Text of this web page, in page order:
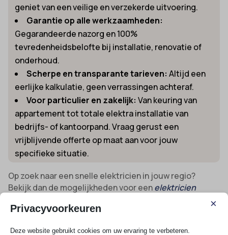
geniet van een veilige en verzekerde uitvoering.
Garantie op alle werkzaamheden:
Gegarandeerde nazorg en 100%
tevredenheidsbelofte bij installatie, renovatie of
onderhoud.
Scherpe en transparante tarieven: Altijd een
eerlijke kalkulatie, geen verrassingen achteraf.
Voor particulier en zakelijk: Van keuring van
appartement tot totale elektra installatie van
bedrijfs- of kantoorpand. Vraag gerust een
vrijblijvende offerte op maat aan voor jouw
specifieke situatie.
Op zoek naar een snelle elektricien in jouw regio?
Bekijk dan de mogelijkheden voor eenelektricien
Vraag direct een offerte aan bij jouw
elektricien in Zwanenburg
Privacyvoorkeuren ×
Deze website gebruikt cookies om uw ervaring te verbeteren.